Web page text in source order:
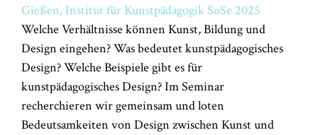
Gießen, Institut für Kunstpädagogik SoSe 2025
Welche Verhältnisse können Kunst, Bildung und
Design eingehen? Was bedeutet kunstpädagogisches
Design? Welche Beispiele gibt es für
kunstpädagogisches Design? Im Seminar
recherchieren wir gemeinsam und loten
Bedeutsamkeiten von Design zwischen Kunst und